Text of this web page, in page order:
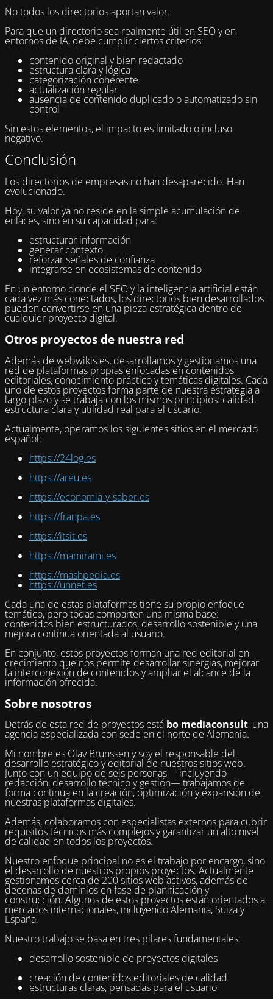
No todos los directorios aportan valor.
Para que un directorio sea realmente útil en SEO y en
entornos de IA, debe cumplir ciertos criterios:
contenido original y bien redactado
estructura clara y lógica
categorización coherente
actualización regular
ausencia de contenido duplicado o automatizado sin
control
Sin estos elementos, el impacto es limitado o incluso
negativo.
Conclusión
Los directorios de empresas no han desaparecido. Han
evolucionado.
Hoy, su valor ya no reside en la simple acumulación de
enlaces, sino en su capacidad para:
estructurar información
generar contexto
reforzar señales de confianza
integrarse en ecosistemas de contenido
En un entorno donde el SEO y la inteligencia artificial están
cada vez más conectados, los directorios bien desarrollados
pueden convertirse en una pieza estratégica dentro de
cualquier proyecto digital.
Otros proyectos de nuestra red
Además de webwikis.es, desarrollamos y gestionamos una
red de plataformas propias enfocadas en contenidos
editoriales, conocimiento práctico y temáticas digitales. Cada
uno de estos proyectos forma parte de nuestra estrategia a
largo plazo y se trabaja con los mismos principios: calidad,
estructura clara y utilidad real para el usuario.
Actualmente, operamos los siguientes sitios en el mercado
español:
https://24log.es
https://areu.es
https://economia-y-saber.es
https://franpa.es
https://itsit.es
https://mamirami.es
https://mashpedia.es
https://unnet.es
Cada una de estas plataformas tiene su propio enfoque
temático, pero todas comparten una misma base:
contenidos bien estructurados, desarrollo sostenible y una
mejora continua orientada al usuario.
En conjunto, estos proyectos forman una red editorial en
crecimiento que nos permite desarrollar sinergias, mejorar
la interconexión de contenidos y ampliar el alcance de la
información ofrecida.
Sobre nosotros
Detrás de esta red de proyectos está bo mediaconsult, una
agencia especializada con sede en el norte de Alemania.
Mi nombre es Olav Brunssen y soy el responsable del
desarrollo estratégico y editorial de nuestros sitios web.
Junto con un equipo de seis personas —incluyendo
redacción, desarrollo técnico y gestión— trabajamos de
forma continua en la creación, optimización y expansión de
nuestras plataformas digitales.
Además, colaboramos con especialistas externos para cubrir
requisitos técnicos más complejos y garantizar un alto nivel
de calidad en todos los proyectos.
Nuestro enfoque principal no es el trabajo por encargo, sino
el desarrollo de nuestros propios proyectos. Actualmente
gestionamos cerca de 200 sitios web activos, además de
decenas de dominios en fase de planificación y
construcción. Algunos de estos proyectos están orientados a
mercados internacionales, incluyendo Alemania, Suiza y
España.
Nuestro trabajo se basa en tres pilares fundamentales:
desarrollo sostenible de proyectos digitales
creación de contenidos editoriales de calidad
estructuras claras, pensadas para el usuario